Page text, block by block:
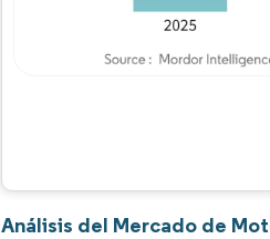
Análisis del Mercado de